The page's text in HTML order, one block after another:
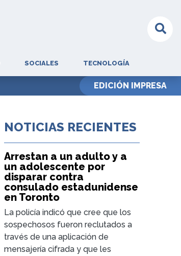
SOCIALES TECNOLOGÍA
EDICIÓN IMPRESA
NOTICIAS RECIENTES
Arrestan a un adulto y a
un adolescente por
disparar contra
consulado estadunidense
en Toronto
La policía indicó que cree que los
sospechosos fueron reclutados a
través de una aplicación de
mensajería cifrada y que les